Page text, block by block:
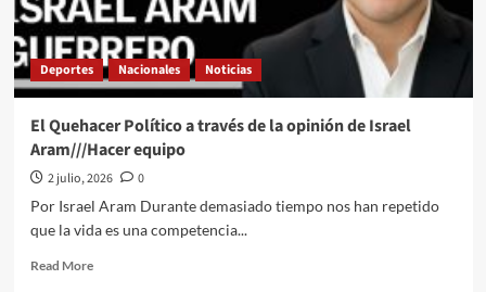
un
influencer
y
en
agradecimiento
relojes
Rolex
a
jugadores
Deportes Nacionales Noticias
El Quehacer Político a través de la opinión de Israel
Aram///Hacer equipo
2 julio, 2026
0
Por Israel Aram Durante demasiado tiempo nos han repetido
que la vida es una competencia...
Read MoreRead